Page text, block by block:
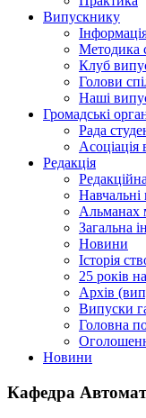
Випускнику
Методика
Клуб
Голови
Наші
Громадські
Рада
Редакція
Навчальні
Альманах
Загальна
Новини
Історія
25 років
Архів
Випуски
Головна
Новини
Кафедра